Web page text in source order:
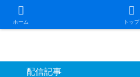
ホーム トップ
日本第一！ニュース録
配信記事